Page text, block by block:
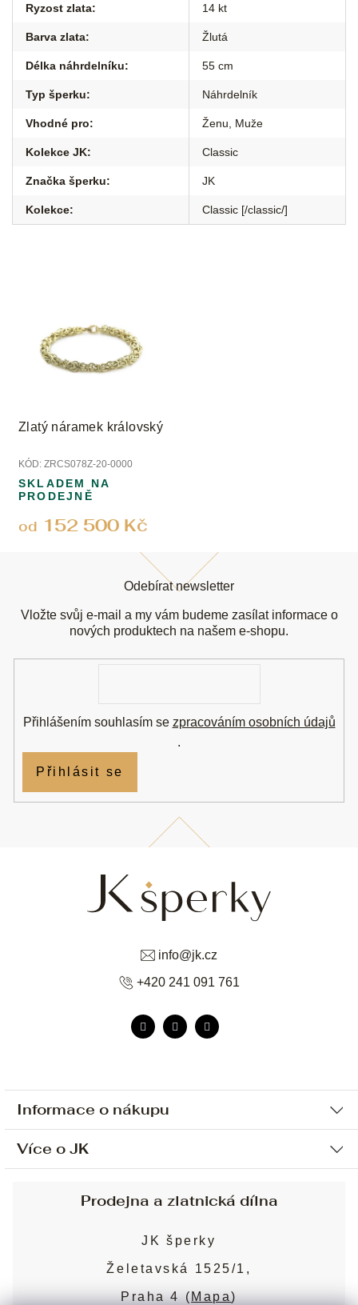
Ryzost zlata: 14 kt
Barva zlata: Žlutá
Délka náhrdelníku: 55 cm
Typ šperku: Náhrdelník
Vhodné pro: Ženu Muže
Kolekce JK: Classic
Značka šperku: JK
Kolekce: Classic [/classic/]
Zlatý náramek královský
KÓD: ZRCS078Z-20-0000
od 152 500 Kč
SKLADEM NA
PRODEJNĚ
Informace o nákupu
Ochrana osobních údajů
Sjednání osobní schůzky
Obchodní podmínky
Puncovní značky
Více o JK
Blog
info@jk.cz
+420 241 091 761
Odebírat newsletter
Vložte svůj e-mail a my vám budeme zasílat informace o
nových produktech na našem e-shopu.
Přihlášením souhlasím se zpracováním osobních údajů
.
Přihlásit se
Prodejna a zlatnická dílna
JK šperky
Želetavská 1525/1,
Praha 4 (Mapa)